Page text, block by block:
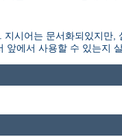
시어는 문서화되있지만,
에서 사용할 수 있는지